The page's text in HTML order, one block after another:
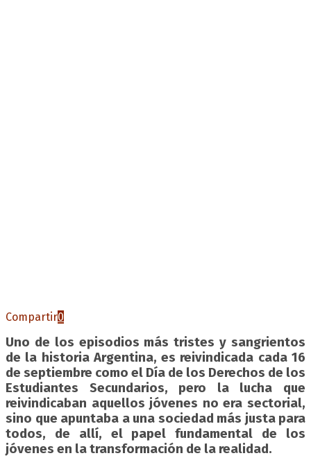
Compartir0
Uno de los episodios más tristes y sangrientos
de la historia Argentina, es reivindicada cada 16
de septiembre como el Día de los Derechos de los
Estudiantes Secundarios, pero la lucha que
reivindicaban aquellos jóvenes no era sectorial,
sino que apuntaba a una sociedad más justa para
todos, de allí, el papel fundamental de los
jóvenes en la transformación de la realidad.